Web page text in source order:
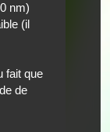
nm)
(il
fait que
de